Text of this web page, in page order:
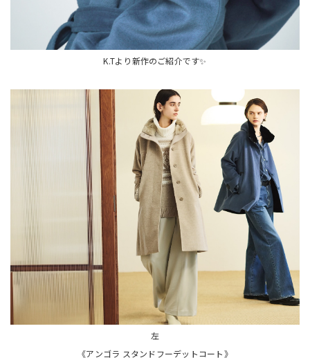
K.Tより新作のご紹介です✨
左
《アンゴラ スタンドフーデットコート》